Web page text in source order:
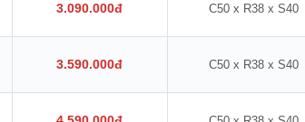
3.090.000đ C50 x R38 x S40
3.590.000đ C50 x R38 x S40